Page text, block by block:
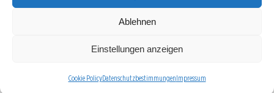
Ablehnen
Einstellungen anzeigen
Cookie PolicyDatenschutzbestimmungenImpressum